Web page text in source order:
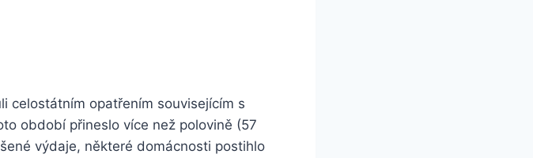
celostátním opatřením souvisejícím s
období přineslo více než polovině (57
výdaje, některé domácnosti postihlo